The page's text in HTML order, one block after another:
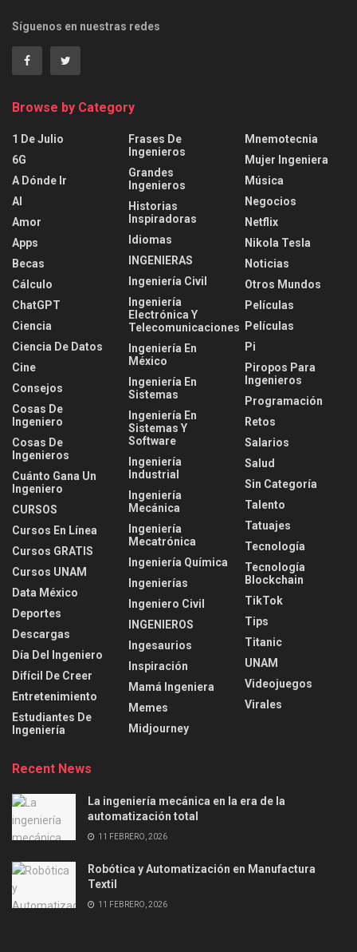
Síguenos en nuestras redes
Browse by Category
1 De Julio
6G
A Dónde Ir
AI
Amor
Apps
Becas
Cálculo
ChatGPT
Ciencia
Ciencia De Datos
Cine
Consejos
Cosas De
Ingeniero
Cosas De
Ingenieros
Cuánto Gana Un
Ingeniero
CURSOS
Cursos En Línea
Cursos GRATIS
Cursos UNAM
Data México
Deportes
Descargas
Día Del Ingeniero
Difícil De Creer
Entretenimiento
Estudiantes De
Ingeniería
Frases De
Ingenieros
Grandes
Ingenieros
Historias
Inspiradoras
Idiomas
INGENIERAS
Ingeniería Civil
Ingeniería
Electrónica Y
Telecomunicaciones
Ingeniería En
México
Ingeniería En
Sistemas
Ingeniería En
Sistemas Y
Software
Ingeniería
Industrial
Ingeniería
Mecánica
Ingeniería
Mecatrónica
Ingeniería Química
Ingenierías
Ingeniero Civil
INGENIEROS
Ingesaurios
Inspiración
Mamá Ingeniera
Memes
Midjourney
Mnemotecnia
Mujer Ingeniera
Música
Negocios
Netflix
Nikola Tesla
Noticias
Otros Mundos
Películas
Películas
Pi
Piropos Para
Ingenieros
Programación
Retos
Salarios
Salud
Sin Categoría
Talento
Tatuajes
Tecnología
Tecnología
Blockchain
TikTok
Tips
Titanic
UNAM
Videojuegos
Virales
Recent News
La ingeniería mecánica en la era de la
automatización total
11 FEBRERO, 2026
Robótica y Automatización en Manufactura
Textil
11 FEBRERO, 2026